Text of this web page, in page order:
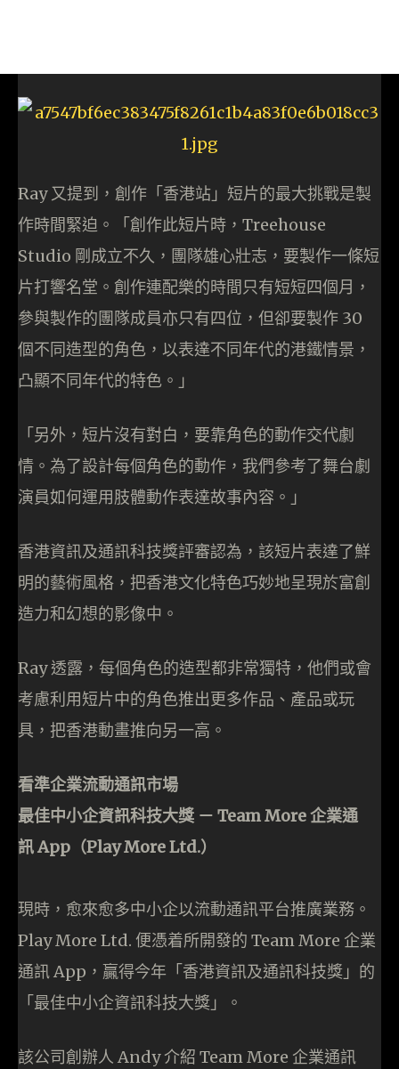
Ray 又提到，創作「香港站」短片的最大挑戰是製
作時間緊迫。「創作此短片時，Treehouse
Studio 剛成立不久，團隊雄心壯志，要製作一條短
片打響名堂。創作連配樂的時間只有短短四個月，
參與製作的團隊成員亦只有四位，但卻要製作 30
個不同造型的角色，以表達不同年代的港鐵情景，
凸顯不同年代的特色。」
「另外，短片沒有對白，要靠角色的動作交代劇
情。為了設計每個角色的動作，我們參考了舞台劇
演員如何運用肢體動作表達故事內容。」
香港資訊及通訊科技獎評審認為，該短片表達了鮮
明的藝術風格，把香港文化特色巧妙地呈現於富創
造力和幻想的影像中。
Ray 透露，每個角色的造型都非常獨特，他們或會
考慮利用短片中的角色推出更多作品、產品或玩
具，把香港動畫推向另一高。
看準企業流動通訊市場
最佳中小企資訊科技大獎 － Team More企業通
訊App （Play More Ltd.）
現時，愈來愈多中小企以流動通訊平台推廣業務。
Play More Ltd. 便憑着所開發的 Team More 企業
通訊 App，贏得今年「香港資訊及通訊科技獎」的
「最佳中小企資訊科技大獎」。
該公司創辦人 Andy 介紹 Team More 企業通訊